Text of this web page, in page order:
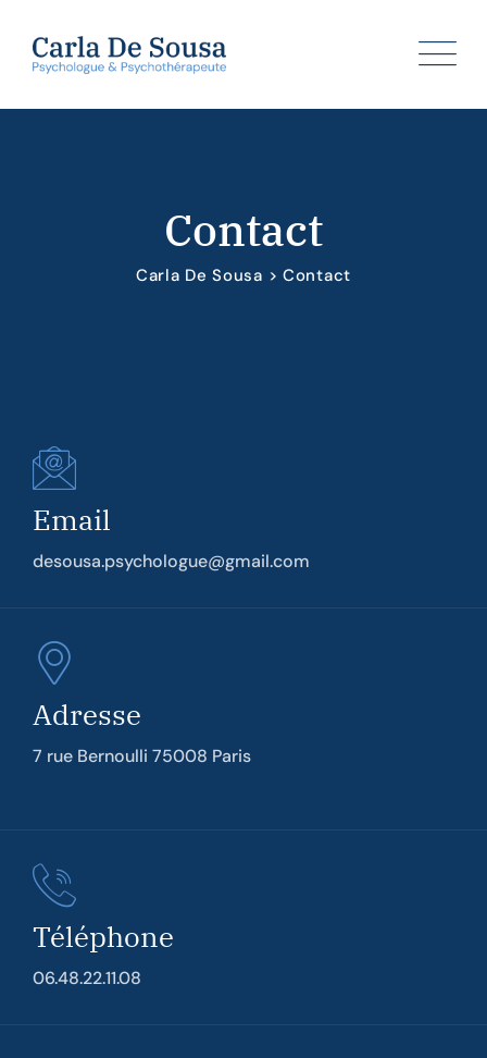
Contact
Carla De Sousa > Contact
Email
desousa.psychologue@gmail.com
Adresse
7 rue Bernoulli 75008 Paris
Téléphone
06.48.22.11.08